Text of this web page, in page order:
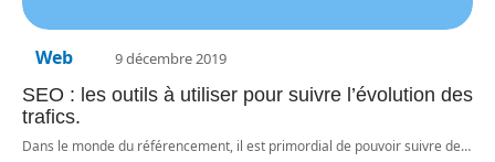
Web 9 décembre 2019
SEO : les outils à utiliser pour suivre l’évolution des
trafics.
Dans le monde du référencement, il est primordial de pouvoir suivre de…